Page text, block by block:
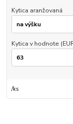
Kytica aranžovaná
Kytica v hodnote
/ks